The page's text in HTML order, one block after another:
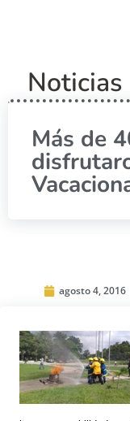
Noticias
Más de
agosto 4, 2016